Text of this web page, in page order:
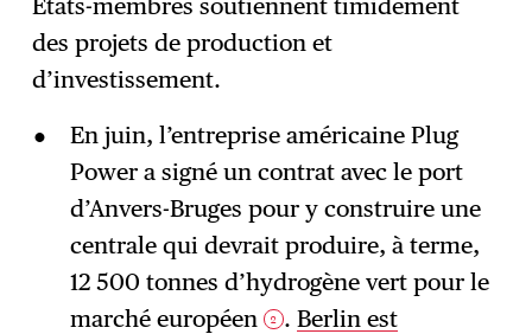
États-membres soutiennent timidement
des projets de production et
d’investissement.
En juin, l’entreprise américaine Plug
Power a signé un contrat avec le port
d’Anvers-Bruges pour y construire une
centrale qui devrait produire, à terme,
12 500 tonnes d’hydrogène vert pour le
marché européen
2 . Berlin est